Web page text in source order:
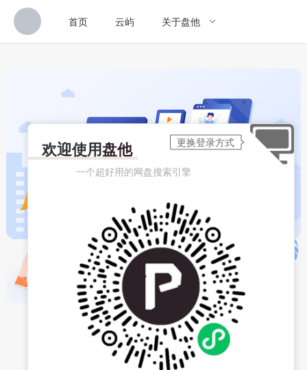
首页 云屿 关于盘他
欢迎使用盘他
一个超好用的网盘搜索引擎